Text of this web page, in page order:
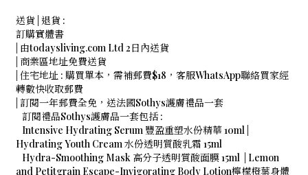
送貨 | 退貨 :
訂購實體書
| 由todaysliving.com Ltd 2日內送貨
| 商業區地址免費送貨
| 住宅地址 : 購買單本，需補郵費$18，客服WhatsApp聯絡買家經
轉數快收取郵費
| 訂閱一年郵費全免，送法國Sothys護膚禮品一套
訂閱禮品Sothys護膚品一套包括 :
Intensive Hydrating Serum 豐盈重塑水份精華 10ml |
Hydrating Youth Cream 水份透明質酸乳霜 15ml
Hydra-Smoothing Mask 高分子透明質酸面膜 15ml | Lemon
and Petitgrain Escape-Invigorating Body Lotion檸檬橙葉身體